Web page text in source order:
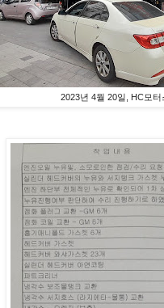
2023년 4월 20일, HC모터